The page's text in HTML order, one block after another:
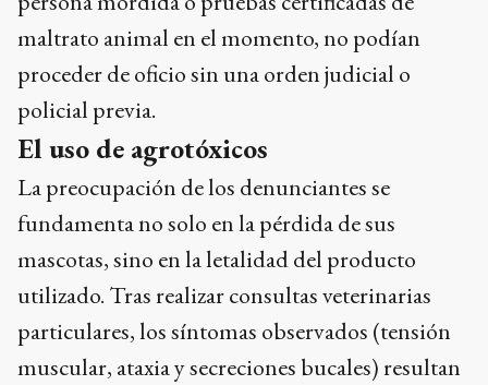
maltrato animal en el momento, no podían
proceder de oficio sin una orden judicial o
policial previa.
El uso de agrotóxicos
La preocupación de los denunciantes se
fundamenta no solo en la pérdida de sus
mascotas, sino en la letalidad del producto
utilizado. Tras realizar consultas veterinarias
particulares, los síntomas observados (tensión
muscular, ataxia y secreciones bucales) resultan